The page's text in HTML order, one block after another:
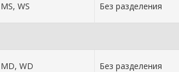
MS, WS Без разделения
MD, WD Без разделения